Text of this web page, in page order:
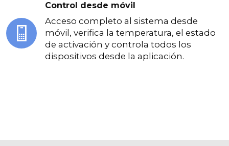
Control desde móvil
Acceso completo al sistema desde
móvil, verifica la temperatura, el estado
de activación y controla todos los
dispositivos desde la aplicación.